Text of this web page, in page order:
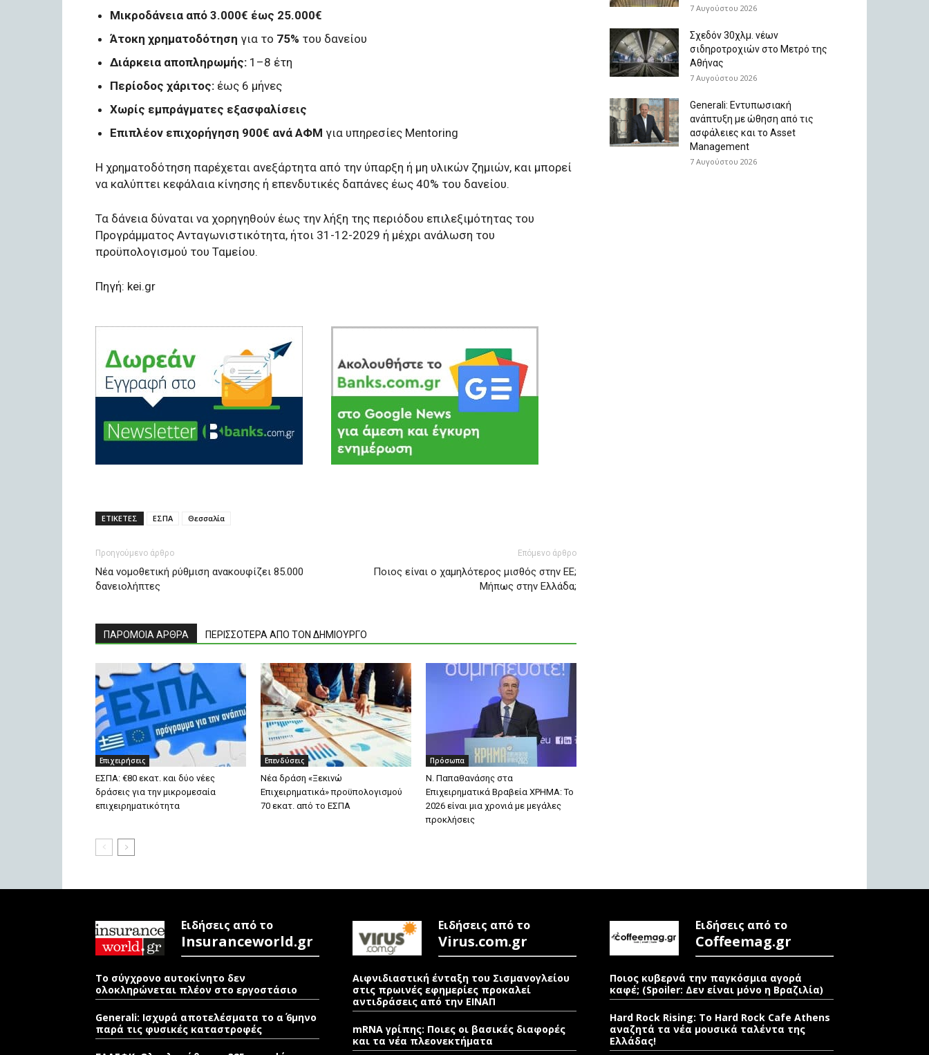
Μικροδάνεια από 3.000€ έως 25.000€
Άτοκη χρηματοδότηση για το 75% του δανείου
Διάρκεια αποπληρωμής: 1–8 έτη
Περίοδος χάριτος: έως 6 μήνες
Χωρίς εμπράγματες εξασφαλίσεις
Επιπλέον επιχορήγηση 900€ ανά ΑΦΜ για υπηρεσίες Mentoring
Η χρηματοδότηση παρέχεται ανεξάρτητα από την ύπαρξη ή μη υλικών ζημιών, και μπορεί
να καλύπτει κεφάλαια κίνησης ή επενδυτικές δαπάνες έως 40% του δανείου.
Τα δάνεια δύναται να χορηγηθούν έως την λήξη της περιόδου επιλεξιμότητας του
Προγράμματος Ανταγωνιστικότητα, ήτοι 31-12-2029 ή μέχρι ανάλωση του
προϋπολογισμού του Ταμείου.
Πηγή: kei.gr
ΕΤΙΚΕΤΕΣ ΕΣΠΑ Θεσσαλία
Προηγούμενο άρθρο
Νέα νομοθετική ρύθμιση ανακουφίζει 85.000
δανειολήπτες
Επόμενο άρθρο
Ποιος είναι ο χαμηλότερος μισθός στην ΕΕ;
Μήπως στην Ελλάδα;
ΠΑΡΟΜΟΙΑ ΑΡΘΡΑ ΠΕΡΙΣΣΟΤΕΡΑ ΑΠΟ ΤΟΝ ΔΗΜΙΟΥΡΓΟ
Επιχειρήσεις
EΣΠΑ: €80 εκατ. και δύο νέες
δράσεις για την μικρομεσαία
επιχειρηματικότητα
Επενδύσεις
Νέα δράση «Ξεκινώ
Επιχειρηματικά» προϋπολογισμού
70 εκατ. από το ΕΣΠΑ
Πρόσωπα
Ν. Παπαθανάσης στα
Επιχειρηματικά Βραβεία ΧΡΗΜΑ: Το
2026 είναι μια χρονιά με μεγάλες
προκλήσεις
7 Αυγούστου 2026
Σχεδόν 30χλμ. νέων
σιδηροτροχιών στο Μετρό της
Αθήνας
7 Αυγούστου 2026
Generali: Eντυπωσιακή
ανάπτυξη με ώθηση από τις
ασφάλειες και το Asset
Management
7 Αυγούστου 2026
Ειδήσεις από το
Insuranceworld.gr
Το σύγχρονο αυτοκίνητο δεν
ολοκληρώνεται πλέον στο εργοστάσιο
Generali: Ισχυρά αποτελέσματα το α΄ 6μηνο
παρά τις φυσικές καταστροφές
Ειδήσεις από το
Virus.com.gr
Αιφνιδιαστική ένταξη του Σισμανογλείου
στις πρωινές εφημερίες προκαλεί
αντιδράσεις από την ΕΙΝΑΠ
mRNA γρίπης: Ποιες οι βασικές διαφορές
και τα νέα πλεονεκτήματα
Ειδήσεις από το
Coffeemag.gr
Ποιος κυβερνά την παγκόσμια αγορά
καφέ; (Spoiler: Δεν είναι μόνο η Βραζιλία)
Hard Rock Rising: Το Hard Rock Cafe Athens
αναζητά τα νέα μουσικά ταλέντα της
Ελλάδας!